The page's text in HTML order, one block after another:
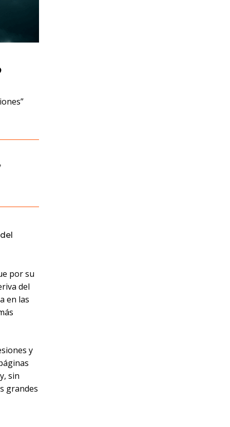
por su
del
en las
y
sin
grandes